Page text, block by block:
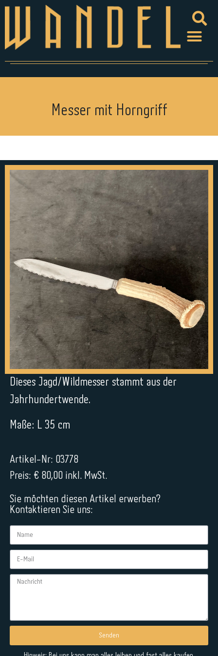
Messer mit Horngriff
Dieses Jagd/Wildmesser stammt aus der
Jahrhundertwende.
Maße: L 35 cm
Artikel-Nr: 03778
Preis: € 80,00 inkl. MwSt.
Sie möchten diesen Artikel erwerben?
Kontaktieren Sie uns:
Senden
Alternative: